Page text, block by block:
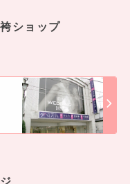
ショップ